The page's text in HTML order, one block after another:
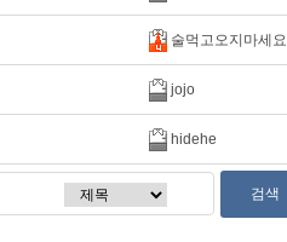
술먹고오지마세요
jojo
hidehe